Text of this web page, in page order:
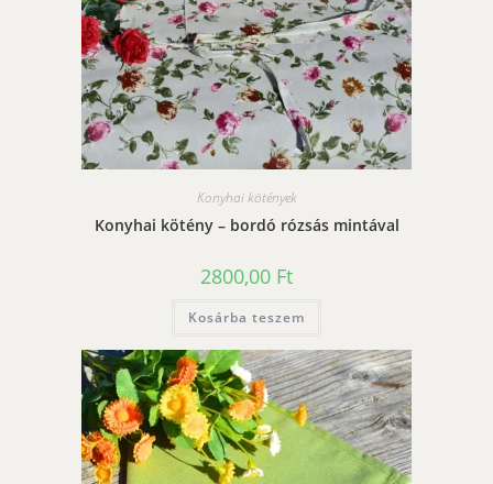
Konyhai kötények
Konyhai kötény – bordó rózsás mintával
2800,00 Ft
Kosárba teszem